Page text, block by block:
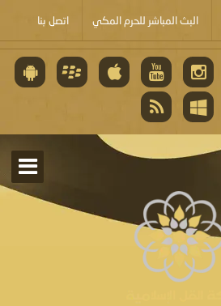
البث المباشر للحرم المكي اتصل بنا